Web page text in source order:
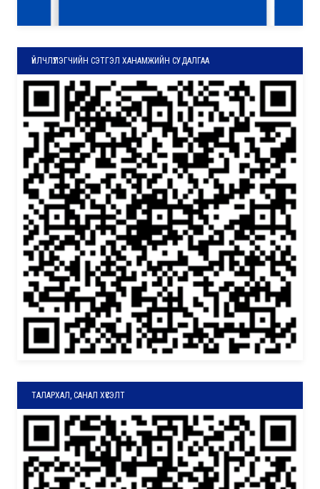
ҮЙЛЧЛҮҮЛЭГЧИЙН СЭТГЭЛ ХАНАМЖИЙН СУДАЛГАА
ТАЛАРХАЛ, САНАЛ ХҮСЭЛТ